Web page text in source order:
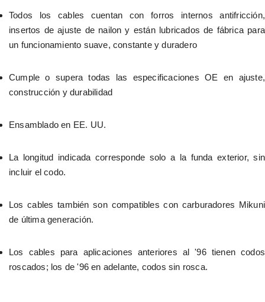
Todos los cables cuentan con forros internos antifricción,
insertos de ajuste de nailon y están lubricados de fábrica para
un funcionamiento suave, constante y duradero
Cumple o supera todas las especificaciones OE en ajuste,
construcción y durabilidad
Ensamblado en EE. UU.
La longitud indicada corresponde solo a la funda exterior, sin
incluir el codo.
Los cables también son compatibles con carburadores Mikuni
de última generación.
Los cables para aplicaciones anteriores al '96 tienen codos
roscados; los de '96 en adelante, codos sin rosca.